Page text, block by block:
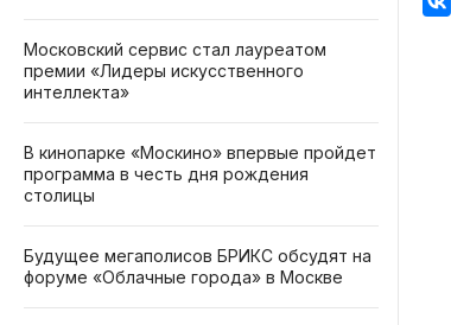
Московский сервис стал лауреатом
премии «Лидеры искусственного
интеллекта»
В кинопарке «Москино» впервые пройдет
программа в честь дня рождения
столицы
Будущее мегаполисов БРИКС обсудят на
форуме «Облачные города» в Москве